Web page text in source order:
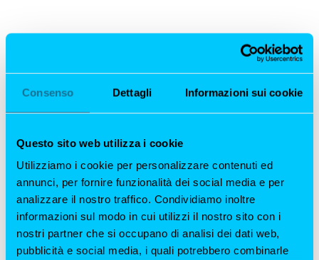
Consenso Dettagli Informazioni sui cookie
Questo sito web utilizza i cookie
Utilizziamo i cookie per personalizzare contenuti ed
annunci, per fornire funzionalità dei social media e per
analizzare il nostro traffico. Condividiamo inoltre
informazioni sul modo in cui utilizzi il nostro sito con i
nostri partner che si occupano di analisi dei dati web,
pubblicità e social media, i quali potrebbero combinarle